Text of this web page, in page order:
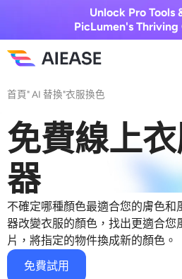
Unlock Pro Tools
PicLumen's
家
AI視頻
文字轉視頻
圖像轉視頻
視頻效果
視覺特效
AI圖像
人工智慧工具
首頁"AI 替換"衣服換色
免費線上
器
不確定哪種顏色最適合您的膚色和
器改變衣服的顏色，找出更適合您
片，將指定的物件換成新的顏色。
免費試用